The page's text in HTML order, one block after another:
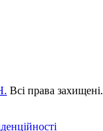
Всі права захищені.